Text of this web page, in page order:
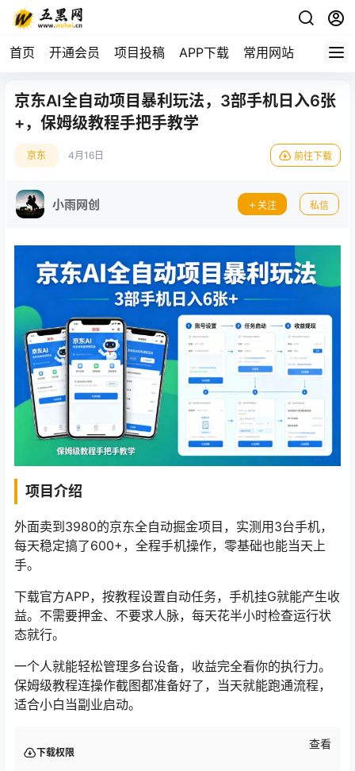
首页 开通会员 项目投稿 APP下载 常用网站
京东AI全自动项目暴利玩法，3部手机日入6张
+，保姆级教程手把手教学
京东 4月16日 前往下载
小雨网创 关注 私信
项目介绍
外面卖到3980的京东全自动掘金项目，实测用3台手机，
每天稳定搞了600+，全程手机操作，零基础也能当天上
手。
下载官方APP，按教程设置自动任务，手机挂G就能产生收
益。不需要押金、不要求人脉，每天花半小时检查运行状
态就行。
一个人就能轻松管理多台设备，收益完全看你的执行力。
保姆级教程连操作截图都准备好了，当天就能跑通流程，
适合小白当副业启动。
下载权限
查看